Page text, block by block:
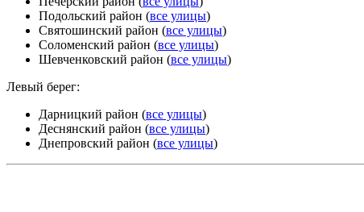
Подольский район (все улицы)
Святошинский район (все улицы)
Соломенский район (все улицы)
Шевченковский район (все улицы)
Левый берег:
Дарницкий район (все улицы)
Деснянский район (все улицы)
Днепровский район (все улицы)